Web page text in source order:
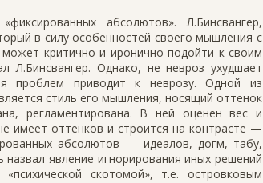
абсолютов». Л.Бинсвангер,
в силу особенностей своего мышления с
критично и иронично подойти к своим
Л.Бинсвангер. Однако, не невроз ухудшает
проблем приводит к неврозу. Одной из
стиль его мышления, носящий оттенок
регламентирована. В ней оценен вес и
имеет оттенков и строится на контрасте —
абсолютов — идеалов, догм, табу,
явление игнорирования иных решений
скотомой», т.е. островковым